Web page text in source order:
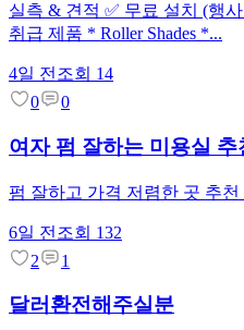
실측 & 견적 ✅ 무료 설치 (행
취급 제품 * Roller Shades *...
4일 전 조회 14
0
0
여자 펌 잘하는 미용실 추
펌 잘하고 가격 저렴한 곳 추
6일 전 조회 132
2
1
달러환전해주실분